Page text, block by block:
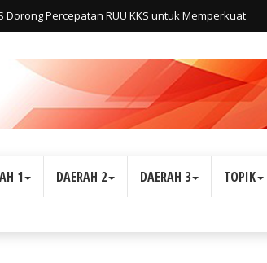
Dorong Percepatan RUU KKS untuk Memperkuat
1 DAERAH 2 DAERAH 3 TOPIK